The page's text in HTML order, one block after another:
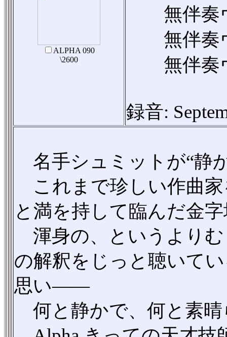
ALPHA 090
\2600
無伴奏ヴ
無伴奏ヴ
無伴奏ヴ
録音:
名手シュミットが“静
これまで珍しい作曲家
と満を持して臨んだ金
渾身の、というよりむ
の解釈をじっと聴いて
思い——
何と静かで、何と素晴